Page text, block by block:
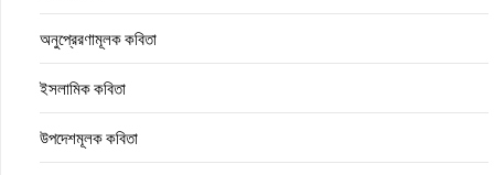
অনুপ্রেরণামূলক কবিতা
ইসলামিক কবিতা
উপদেশমূলক কবিতা